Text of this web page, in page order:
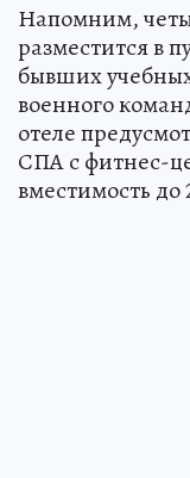
Напомним,
разместится в
бывших
военного
отеле
СПА с фитнес-
вместимость до